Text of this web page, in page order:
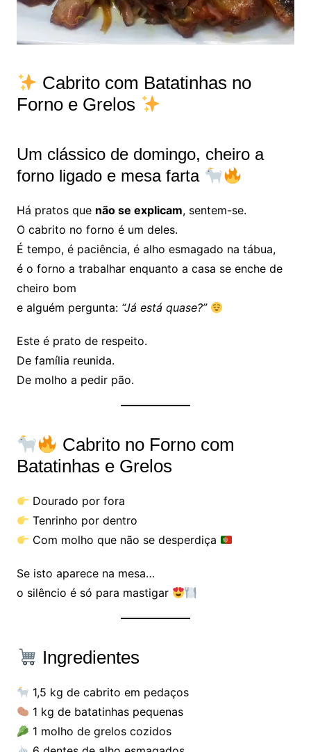
Cabrito com Batatinhas no
Forno e Grelos
Um clássico de domingo, cheiro a
forno ligado e mesa farta
Há pratos que não se explicam, sentem-se.
O cabrito no forno é um deles.
É tempo, é paciência, é alho esmagado na tábua,
é o forno a trabalhar enquanto a casa se enche de
cheiro bom
e alguém pergunta: “Já está quase?”
Este é prato de respeito.
De família reunida.
De molho a pedir pão.
Cabrito no Forno com
Batatinhas e Grelos
Dourado por fora
Tenrinho por dentro
Com molho que não se desperdiça
Se isto aparece na mesa…
o silêncio é só para mastigar
Ingredientes
1,5 kg de cabrito em pedaços
1 kg de batatinhas pequenas
1 molho de grelos cozidos